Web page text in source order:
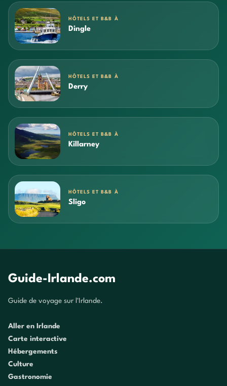
HÔTELS ET B&B À
Dingle
HÔTELS ET B&B À
Derry
HÔTELS ET B&B À
Killarney
HÔTELS ET B&B À
Sligo
Guide-Irlande.com
Guide de voyage sur l'Irlande.
Aller en Irlande
Carte interactive
Hébergements
Culture
Gastronomie